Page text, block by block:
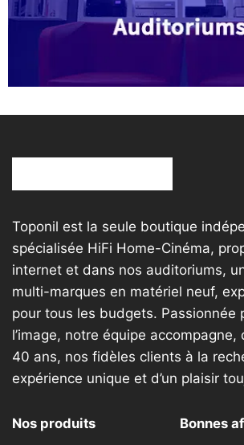
Toponil est la seule boutique
spécialisée HiFi Home-Cinéma,
internet et dans nos auditoriums,
multi-marques en matériel neuf,
pour tous les budgets. Passionnée
l’image, notre équipe accompagne,
40 ans, nos fidèles clients à la
expérience unique et d’un plaisir
Nos produits
Bonnes